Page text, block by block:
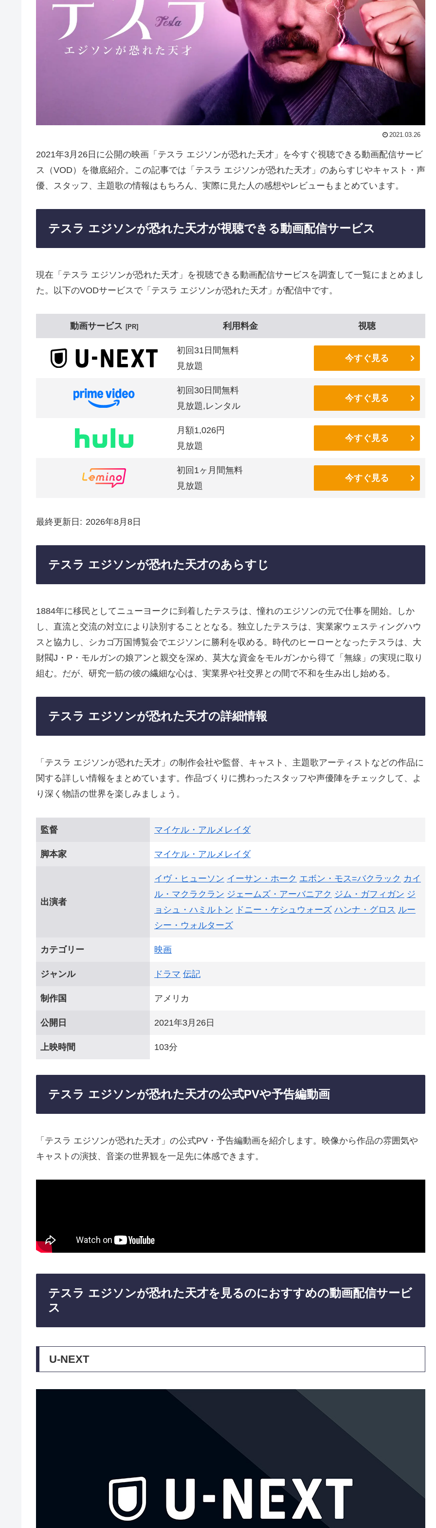
2021.03.26
2021年3月26日に公開の映画「テスラ エジソンが恐れた天才」を今すぐ視聴できる動画配信サービ
ス（VOD）を徹底紹介。この記事では「テスラ エジソンが恐れた天才」のあらすじやキャスト・声
優、スタッフ、主題歌の情報はもちろん、実際に見た人の感想やレビューもまとめています。
テスラ エジソンが恐れた天才が視聴できる動画配信サービス
現在「テスラ エジソンが恐れた天才」を視聴できる動画配信サービスを調査して一覧にまとめまし
た。以下のVODサービスで「テスラ エジソンが恐れた天才」が配信中です。
動画サービス PR 利用料金 視聴
初回31日間無料
見放題
今すぐ見る
初回30日間無料
見放題,レンタル
今すぐ見る
月額1,026円
見放題
今すぐ見る
初回1ヶ月間無料
見放題
今すぐ見る
最終更新日 2026年8月8日
テスラ エジソンが恐れた天才のあらすじ
1884年に移民としてニューヨークに到着したテスラは、憧れのエジソンの元で仕事を開始。しか
し、直流と交流の対立により訣別することとなる。独立したテスラは、実業家ウェスティングハウ
スと協力し、シカゴ万国博覧会でエジソンに勝利を収める。時代のヒーローとなったテスラは、大
財閥J・P・モルガンの娘アンと親交を深め、莫大な資金をモルガンから得て「無線」の実現に取り
組む。だが、研究一筋の彼の繊細な心は、実業界や社交界との間で不和を生み出し始める。
テスラ エジソンが恐れた天才の詳細情報
「テスラ エジソンが恐れた天才」の制作会社や監督、キャスト、主題歌アーティストなどの作品に
関する詳しい情報をまとめています。作品づくりに携わったスタッフや声優陣をチェックして、よ
り深く物語の世界を楽しみましょう。
監督 マイケル・アルメレイダ
脚本家 マイケル・アルメレイダ
出演者
イヴ・ヒューソン イーサン・ホーク エボン・モス=バクラック カイ
ル・マクラクラン ジェームズ・アーバニアク ジム・ガフィガン ジ
ョシュ・ハミルトン ドニー・ケシュウォーズ ハンナ・グロス ルー
シー・ウォルターズ
カテゴリー 映画
ジャンル ドラマ 伝記
制作国 アメリカ
公開日 2021年3月26日
上映時間 103分
テスラ エジソンが恐れた天才の公式PVや予告編動画
「テスラ エジソンが恐れた天才」の公式PV・予告編動画を紹介します。映像から作品の雰囲気や
キャストの演技、音楽の世界観を一足先に体感できます。
テスラ エジソンが恐れた天才を見るのにおすすめの動画配信サービ
ス
U-NEXT